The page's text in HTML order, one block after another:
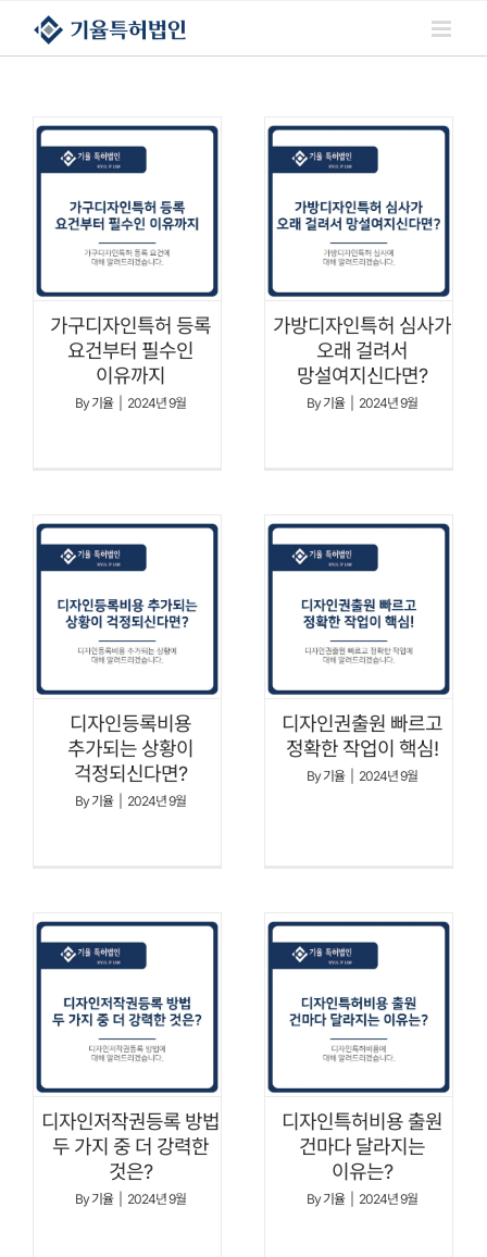
콘텐츠로
건너뛰기
가구디자인특허 등록
요건부터 필수인
이유까지
By기율 2024년 9월
가방디자인특허 심사가
오래 걸려서
망설여지신다면?
By기율 2024년 9월
디자인등록비용
추가되는 상황이
걱정되신다면?
By기율 2024년 9월
디자인권출원 빠르고
정확한 작업이 핵심!
By기율 2024년 9월
디자인저작권등록 방법
두 가지 중 더 강력한
것은?
By기율 2024년 9월
디자인특허비용 출원
건마다 달라지는
이유는?
By기율 2024년 9월